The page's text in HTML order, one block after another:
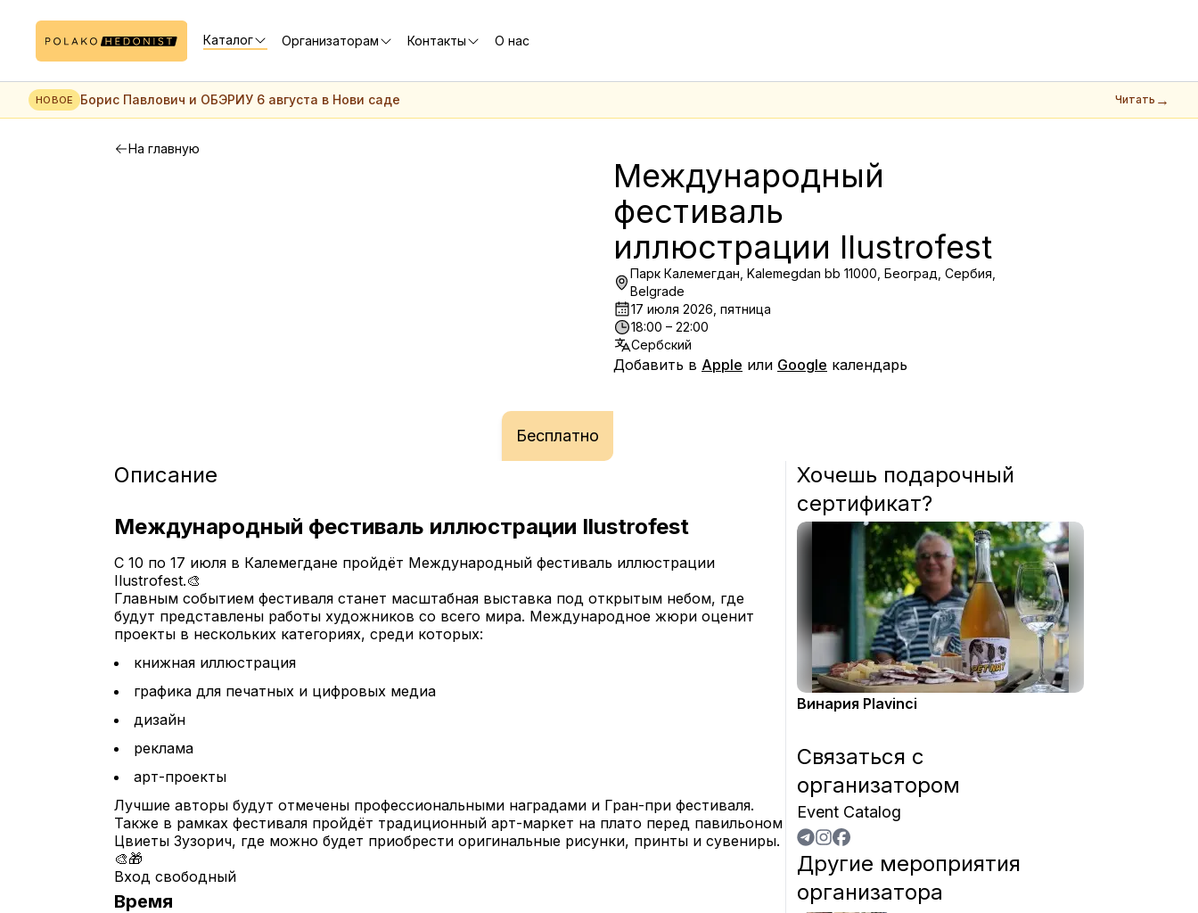
Каталог Организаторам Контакты О нас
НОВОЕ Борис Павлович и ОБЭРИУ 6 августа в Нови саде Читать →
На главную
Бесплатно
Международный
фестиваль
иллюстрации Ilustrofest
Парк Калемегдан, Kalemegdan bb 11000, Београд, Сербия,
Belgrade
17 июля 2026, пятница
18:00 – 22:00
Сербский
Добавить в Apple или Google календарь
Описание
Международный фестиваль иллюстрации Ilustrofest
С 10 по 17 июля в Калемегдане пройдёт Международный фестиваль иллюстрации
Ilustrofest.🎨
Главным событием фестиваля станет масштабная выставка под открытым небом, где
будут представлены работы художников со всего мира. Международное жюри оценит
проекты в нескольких категориях, среди которых:
книжная иллюстрация
графика для печатных и цифровых медиа
дизайн
реклама
арт-проекты
Лучшие авторы будут отмечены профессиональными наградами и Гран-при фестиваля.
Также в рамках фестиваля пройдёт традиционный арт-маркет на плато перед павильоном
Цвиеты Зузорич, где можно будет приобрести оригинальные рисунки, принты и сувениры.
🎨🎁
Вход свободный
Время
Хочешь подарочный
сертификат?
Винария Plavinci
Связаться с
организатором
Event Catalog
Другие мероприятия
организатора